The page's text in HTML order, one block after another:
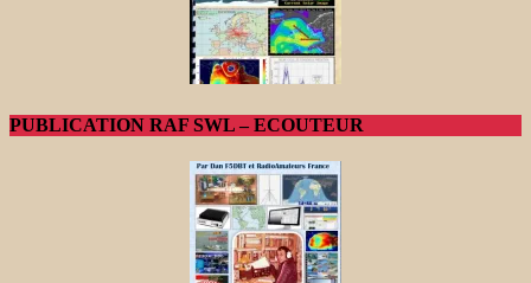
PUBLICATION RAF SWL – ECOUTEUR